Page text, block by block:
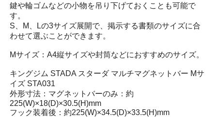
鍵や輪ゴムなどの小物を吊り下げておくことも可能で
す。
S、M、Lの3サイズ展開で、掲示する書類のサイズに合
わせて選ぶことができます。
Mサイズ：A4縦サイズや封筒などにおすすめのサイズ。
キングジム STADA スターダ マルチマグネットバー Mサ
イズ STA031
外形寸法：マグネットバーのみ：約
225(W)×18(D)×30.5(H)mm
フック装着後：約225(W)×34.5(D)×33.5(H)mm